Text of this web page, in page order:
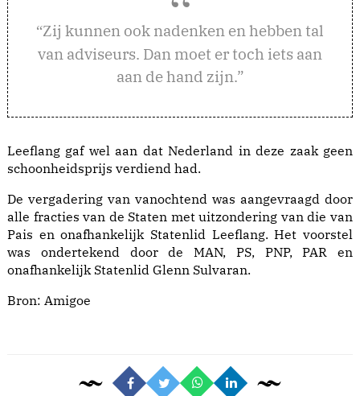
“Zij kunnen ook nadenken en hebben tal
van adviseurs. Dan moet er toch iets aan
aan de hand zijn.”
Leeflang gaf wel aan dat Nederland in deze zaak geen
schoonheidsprijs verdiend had.
De vergadering van vanochtend was aangevraagd door
alle fracties van de Staten met uitzondering van die van
Pais en onafhankelijk Statenlid Leeflang. Het voorstel
was ondertekend door de MAN, PS, PNP, PAR en
onafhankelijk Statenlid Glenn Sulvaran.
Bron: Amigoe